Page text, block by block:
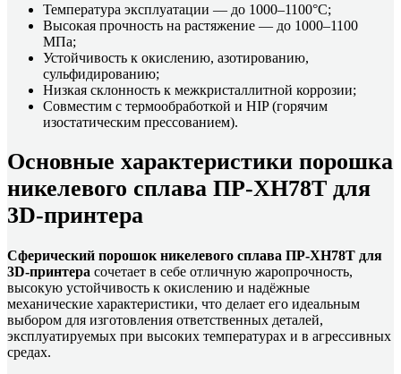
Температура эксплуатации — до 1000–1100°C;
Высокая прочность на растяжение — до 1000–1100
МПа;
Устойчивость к окислению, азотированию,
сульфидированию;
Низкая склонность к межкристаллитной коррозии;
Совместим с термообработкой и HIP (горячим
изостатическим прессованием).
Основные характеристики порошка
никелевого сплава ПР-ХН78Т для
3D-принтера
Сферический порошок никелевого сплава ПР-ХН78Т для
3D-принтера сочетает в себе отличную жаропрочность,
высокую устойчивость к окислению и надёжные
механические характеристики, что делает его идеальным
выбором для изготовления ответственных деталей,
эксплуатируемых при высоких температурах и в агрессивных
средах.